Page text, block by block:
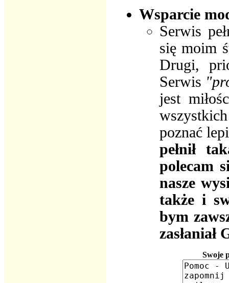
Wsparcie
Serwis
się moim
Drugi,
Serwis
jest
poznać
pełnił
polecam
nasze
także i
bym
zasłaniał
Swoje